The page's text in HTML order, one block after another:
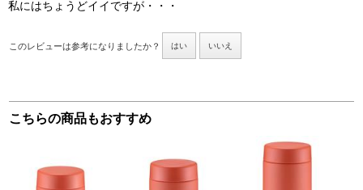
私にはちょうどイイですが・・・
このレビューは参考になりましたか？ はい いいえ
こちらの商品もおすすめ